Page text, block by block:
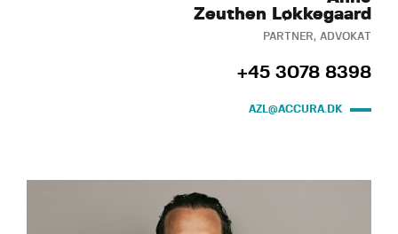
Zeuthen Løkkegaard
PARTNER, ADVOKAT
+45 3078 8398
AZL@ACCURA.DK